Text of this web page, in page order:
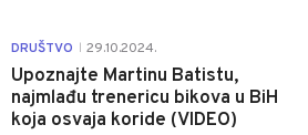
DRUŠTVO 29.10.2024.
Upoznajte Martinu Batistu,
najmlađu trenericu bikova u BiH
koja osvaja koride (VIDEO)